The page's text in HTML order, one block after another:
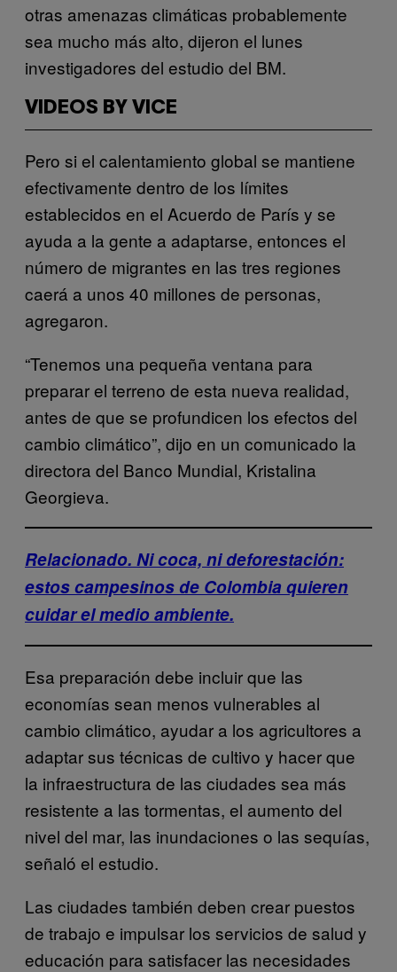
otras amenazas climáticas probablemente
sea mucho más alto, dijeron el lunes
investigadores del estudio del BM.
VIDEOS BY VICE
Pero si el calentamiento global se mantiene
efectivamente dentro de los límites
establecidos en el Acuerdo de París y se
ayuda a la gente a adaptarse, entonces el
número de migrantes en las tres regiones
caerá a unos 40 millones de personas,
agregaron.
“Tenemos una pequeña ventana para
preparar el terreno de esta nueva realidad,
antes de que se profundicen los efectos del
cambio climático”, dijo en un comunicado la
directora del Banco Mundial, Kristalina
Georgieva.
Relacionado. Ni coca, ni deforestación:
estos campesinos de Colombia quieren
cuidar el medio ambiente.
Esa preparación debe incluir que las
economías sean menos vulnerables al
cambio climático, ayudar a los agricultores a
adaptar sus técnicas de cultivo y hacer que
la infraestructura de las ciudades sea más
resistente a las tormentas, el aumento del
nivel del mar, las inundaciones o las sequías,
señaló el estudio.
Las ciudades también deben crear puestos
de trabajo e impulsar los servicios de salud y
educación para satisfacer las necesidades